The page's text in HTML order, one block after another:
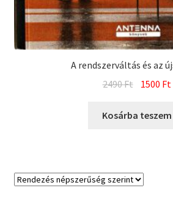
A rendszerváltás és az
2490Ft Original
was:
1500 Ft
is:
Kosárba teszem